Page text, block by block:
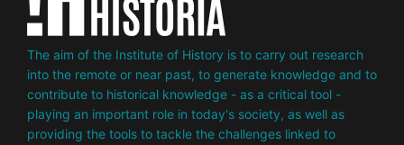
The aim of the Institute of History is to carry out research
into the remote or near past, to generate knowledge and to
contribute to historical knowledge - as a critical tool -
playing an important role in today's society, as well as
providing the tools to tackle the challenges linked to